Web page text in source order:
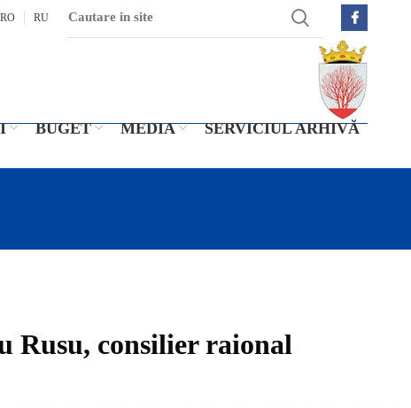
RO RU
BUGET MEDIA
SERVICIUL ARHIVĂ
Rusu, consilier raional